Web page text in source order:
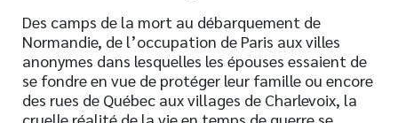
Des camps de la mort au débarquement de
Normandie, de l’occupation de Paris aux villes
anonymes dans lesquelles les épouses essaient de
se fondre en vue de protéger leur famille ou encore
des rues de Québec aux villages de Charlevoix, la